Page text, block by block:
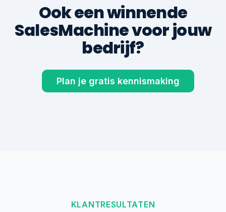
Ook een winnende
SalesMachine voor jouw
bedrijf?
Plan je gratis kennismaking
KLANTRESULTATEN